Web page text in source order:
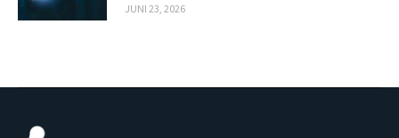
JUNI 23, 2026